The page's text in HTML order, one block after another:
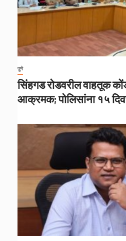
पुणे
सिंहगड रोडवरील वाहतूक
आक्रमक; पोलिसांना १५